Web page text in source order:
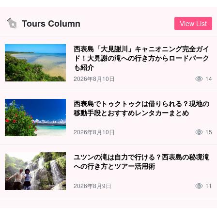
Tours Column View List
西表島「大見謝川」キャニオニング完全ガイ
ド！大見謝の滝への行き方からロードパーク
も紹介
2026年8月10日 14
西表島でトゥクトゥクは借りられる？現地の
移動手段とおすすめレンタカーまとめ
2026年8月10日 15
ユツンの滝は自力で行ける？西表島の秘境滝
への行き方とツアー活用術
2026年8月9日 11